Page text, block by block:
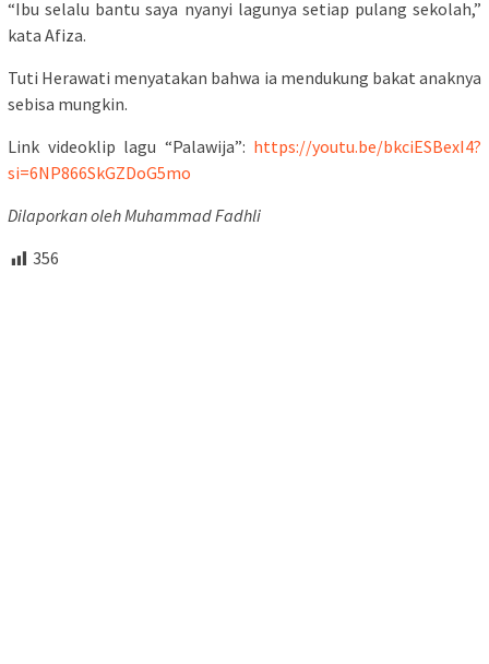
“Ibu selalu bantu saya nyanyi lagunya setiap pulang sekolah,”
kata Afiza.
Tuti Herawati menyatakan bahwa ia mendukung bakat anaknya
sebisa mungkin.
Link videoklip lagu “Palawija”: https://youtu.be/bkciESBexI4?
si=6NP866SkGZDoG5mo
Dilaporkan oleh Muhammad Fadhli
356